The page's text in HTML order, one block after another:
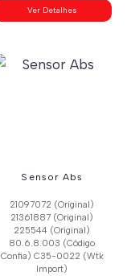
Ver Detalhes
Sensor Abs
21097072 (Original)
21361887 (Original)
225544 (Original)
80.6.8.003 (Código
Confia) C35-0022 (Wtk
Import)